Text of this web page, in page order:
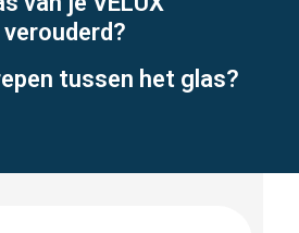
tussen het glas?